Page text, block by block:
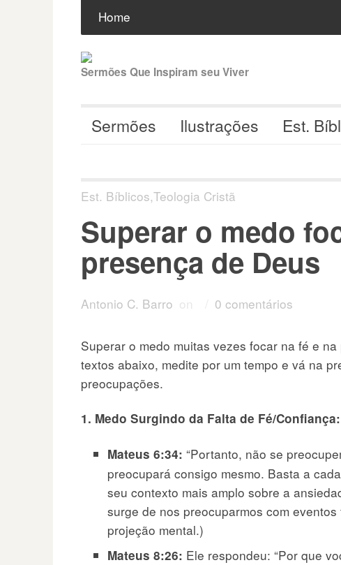
para
conteúdo
Home
Sermões Que Inspiram seu Viver
Sermões Ilustrações Est.
Est. Bíblicos,Teologia Cristã
Superar o medo
presença de Deus
Antonio C. Barro on 0 comentários
Superar o medo muitas vezes focar na fé e
textos abaixo, medite por um tempo e vá na
preocupações.
1. Medo Surgindo da Falta de Fé/Confiança:
Mateus 6:34: “Portanto, não se
preocupará consigo mesmo. Basta a
seu contexto mais amplo sobre a
surge de nos preocuparmos com
projeção mental.)
Mateus 8:26: Ele respondeu: “Por que